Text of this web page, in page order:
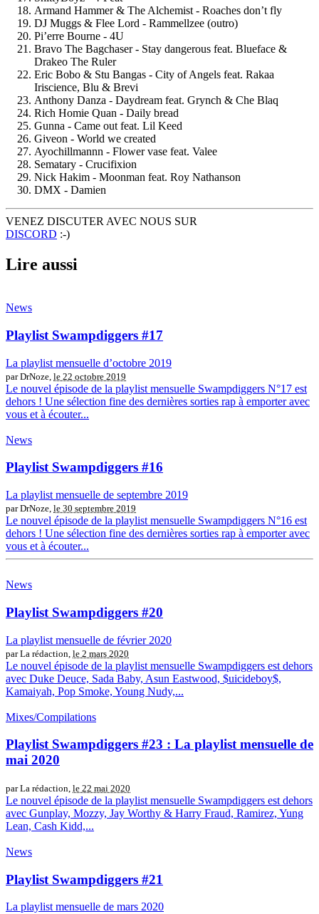
Armand Hammer & The Alchemist - Roaches don’t fly
DJ Muggs & Flee Lord - Rammellzee (outro)
Pi’erre Bourne - 4U
Bravo The Bagchaser - Stay dangerous feat. Blueface &
Drakeo The Ruler
Eric Bobo & Stu Bangas - City of Angels feat. Rakaa
Iriscience, Blu & Brevi
Anthony Danza - Daydream feat. Grynch & Che Blaq
Rich Homie Quan - Daily bread
Gunna - Came out feat. Lil Keed
Giveon - World we created
Ayochillmannn - Flower vase feat. Valee
Sematary - Crucifixion
Nick Hakim - Moonman feat. Roy Nathanson
DMX - Damien
VENEZ DISCUTER AVEC NOUS SUR
DISCORD :-)
Lire aussi
News
Playlist Swampdiggers #17
La playlist mensuelle d’octobre 2019
par DrNoze, le 22 octobre 2019
Le nouvel épisode de la playlist mensuelle Swampdiggers N°17 est
dehors ! Une sélection fine des dernières sorties rap à emporter avec
vous et à écouter...
News
Playlist Swampdiggers #16
La playlist mensuelle de septembre 2019
par DrNoze, le 30 septembre 2019
Le nouvel épisode de la playlist mensuelle Swampdiggers N°16 est
dehors ! Une sélection fine des dernières sorties rap à emporter avec
vous et à écouter...
News
Playlist Swampdiggers #20
La playlist mensuelle de février 2020
par La rédaction, le 2 mars 2020
Le nouvel épisode de la playlist mensuelle Swampdiggers est dehors
avec Duke Deuce, Sada Baby, Asun Eastwood, $uicideboy$,
Kamaiyah, Pop Smoke, Young Nudy,...
Mixes/Compilations
Playlist Swampdiggers #23 : La playlist mensuelle de
mai 2020
par La rédaction, le 22 mai 2020
Le nouvel épisode de la playlist mensuelle Swampdiggers est dehors
avec Gunplay, Mozzy, Jay Worthy & Harry Fraud, Ramirez, Yung
Lean, Cash Kidd,...
News
Playlist Swampdiggers #21
La playlist mensuelle de mars 2020